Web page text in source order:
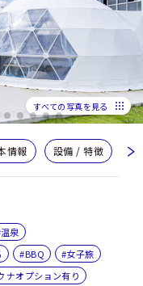
すべての写真を見る
情報 設備 / 特徴 共
泉
#BBQ
#女子旅
ナオプション有り